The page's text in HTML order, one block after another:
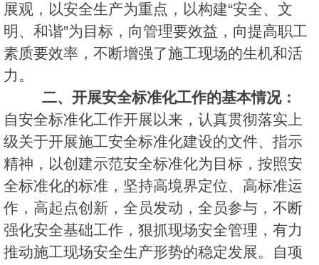
展观，以安全生产为重点，以构建“安全、文
明、和谐”为目标，向管理要效益，向提高职工
素质要效率，不断增强了施工现场的生机和活
力。
二、开展安全标准化工作的基本情况：
自安全标准化工作开展以来，认真贯彻落实上
级关于开展施工安全标准化建设的文件、指示
精神，以创建示范安全标准化为目标，按照安
全标准化的标准，坚持高境界定位、高标准运
作，高起点创新，全员发动，全员参与，不断
强化安全基础工作，狠抓现场安全管理，有力
推动施工现场安全生产形势的稳定发展。自项